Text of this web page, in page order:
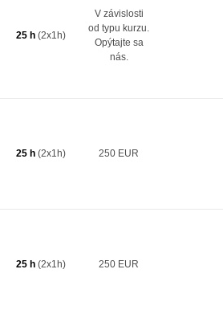
25 h (2x1h)
V závislosti
od typu kurzu.
Opýtajte sa
nás.
25 h (2x1h) 250 EUR
25 h (2x1h) 250 EUR